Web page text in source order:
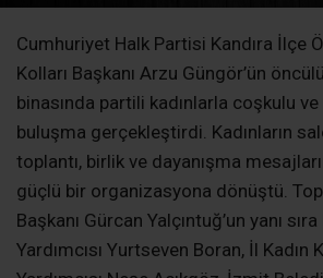
yönetimi katıldı.